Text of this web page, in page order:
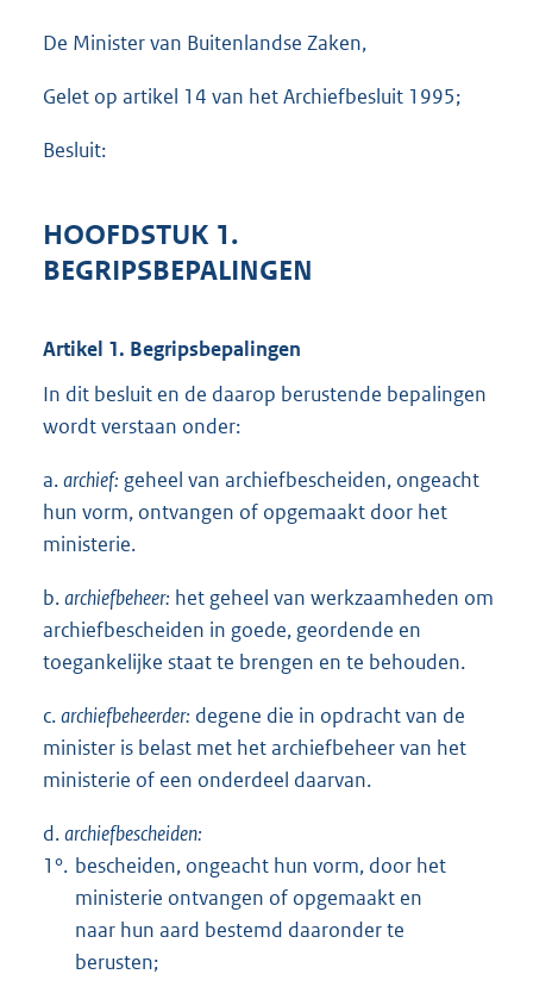
8
5
De Minister van Buitenlandse Zaken,
Gelet op artikel 14 van het Archiefbesluit 1995;
Besluit:
HOOFDSTUK 1.
BEGRIPSBEPALINGEN
Artikel 1. Begripsbepalingen
In dit besluit en de daarop berustende bepalingen
wordt verstaan onder:
a.archief: geheel van archiefbescheiden, ongeacht
hun vorm, ontvangen of opgemaakt door het
ministerie.
b.archiefbeheer: het geheel van werkzaamheden om
archiefbescheiden in goede, geordende en
toegankelijke staat te brengen en te behouden.
c.archiefbeheerder: degene die in opdracht van de
minister is belast met het archiefbeheer van het
ministerie of een onderdeel daarvan.
d.archiefbescheiden:
1°. bescheiden, ongeacht hun vorm, door het
ministerie ontvangen of opgemaakt en
naar hun aard bestemd daaronder te
berusten;